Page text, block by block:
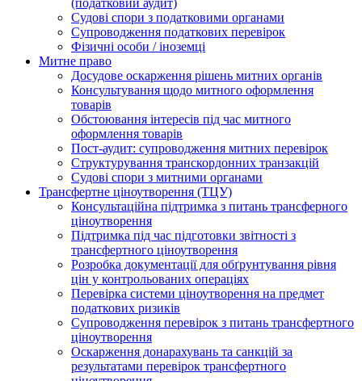
(податковий аудит)
Судові спори з податковими органами
Супроводження податкових перевірок
Фізичні особи / іноземці
Митне право
Досудове оскарження рішень митних органів
Консультування щодо митного оформлення
товарів
Обстоювання інтересів під час митного
оформлення товарів
Пост-аудит: супроводження митних перевірок
Структурування транскордонних транзакцій
Судові спори з митними органами
Трансфертне ціноутворення (ТЦУ)
Консультаційна підтримка з питань трансферного
ціноутворення
Підтримка під час підготовки звітності з
трансфертного ціноутворення
Розробка документації для обґрунтування рівня
цін у контрольованих операціях
Перевірка системи ціноутворення на предмет
податкових ризиків
Супроводження перевірок з питань трансфертного
ціноутворення
Оскарження донарахувань та санкцій за
результатами перевірок трансфертного